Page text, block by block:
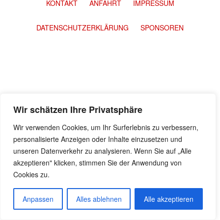
Wir schätzen Ihre Privatsphäre
Wir verwenden Cookies, um Ihr Surferlebnis zu verbessern,
personalisierte Anzeigen oder Inhalte einzusetzen und
unseren Datenverkehr zu analysieren. Wenn Sie auf „Alle
akzeptieren" klicken, stimmen Sie der Anwendung von
Cookies zu.
Anpassen Alles ablehnen Alle akzeptieren
KONTAKT ANFAHRT IMPRESSUM
DATENSCHUTZERKLÄRUNG SPONSOREN